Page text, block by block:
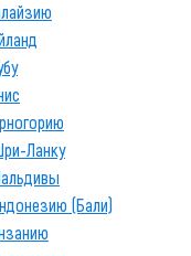
Ланку
(Бали)